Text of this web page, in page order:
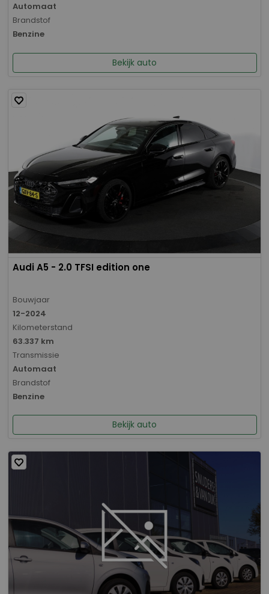
Automaat
Brandstof
Benzine
Bekijk auto
Audi A5 - 2.0 TFSI edition one
Bouwjaar
12-2024
Kilometerstand
63.337 km
Transmissie
Automaat
Brandstof
Benzine
Bekijk auto